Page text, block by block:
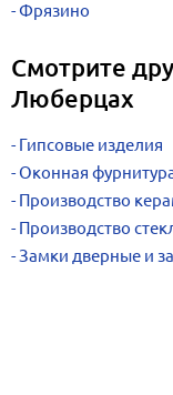
Фрязино
Смотрите
Люберцах
Гипсовые изделия
Оконная
Производство
Производство
Замки дверные и